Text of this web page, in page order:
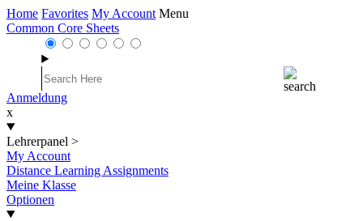
Home Favorites My Account Menu
Common Core Sheets
Anmeldung
x
Lehrerpanel >
My Account
Distance Learning Assignments
Meine Klasse
Optionen